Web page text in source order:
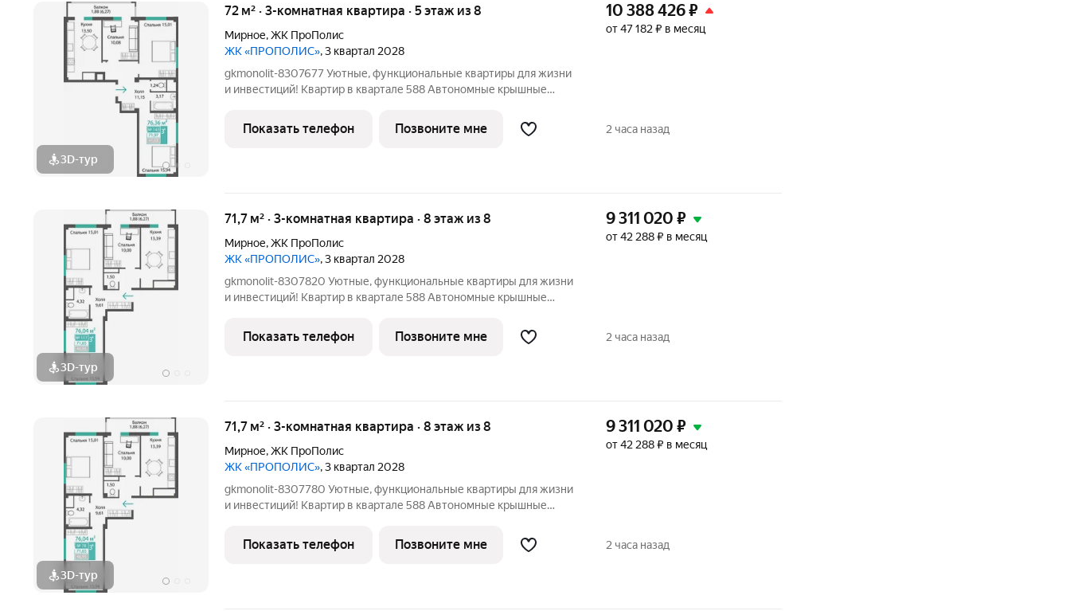
3D-тур
72 м² · 3-комнатная квартира · 5 этаж из 8
Мирное,ЖК ПроПолис
ЖК «ПРОПОЛИС», 3 квартал 2028
gkmonolit-8307677 Уютные, функциональные квартиры для жизни
и инвестиций! Квартир в квартале 588 Автономные крышные
потерять! ПОЗВОНИТЕ НАМ ПРЯМО СЕЙЧАС ДЛЯ
КОНСУЛЬТАЦИИ, ПРЕДЛОЖЕНИЕ ОГРАНИЧЕНО!
10 388 426₽
от 47 182 ₽ в месяц
Показать телефон Позвоните мне 2 часа назад
3D-тур
71,7 м² · 3-комнатная квартира · 8 этаж из 8
Мирное,ЖК ПроПолис
ЖК «ПРОПОЛИС», 3 квартал 2028
gkmonolit-8307820 Уютные, функциональные квартиры для жизни
и инвестиций! Квартир в квартале 588 Автономные крышные
потерять! ПОЗВОНИТЕ НАМ ПРЯМО СЕЙЧАС ДЛЯ
КОНСУЛЬТАЦИИ, ПРЕДЛОЖЕНИЕ ОГРАНИЧЕНО!
9 311 020 ₽
от 42 288 ₽ в месяц
Показать телефон Позвоните мне 2 часа назад
3D-тур
71,7 м² · 3-комнатная квартира · 8 этаж из 8
Мирное,ЖК ПроПолис
ЖК «ПРОПОЛИС», 3 квартал 2028
gkmonolit-8307780 Уютные, функциональные квартиры для жизни
и инвестиций! Квартир в квартале 588 Автономные крышные
потерять! ПОЗВОНИТЕ НАМ ПРЯМО СЕЙЧАС ДЛЯ
КОНСУЛЬТАЦИИ, ПРЕДЛОЖЕНИЕ ОГРАНИЧЕНО!
9 311 020 ₽
от 42 288 ₽ в месяц
Показать телефон Позвоните мне 2 часа назад